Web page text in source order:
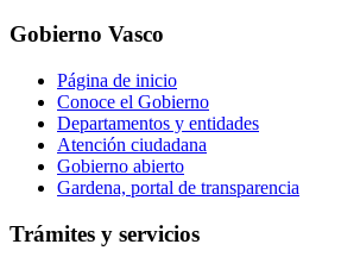
Gobierno Vasco
Página de inicio
Conoce el Gobierno
Departamentos y entidades
Atención ciudadana
Gobierno abierto
Gardena, portal de transparencia
Trámites y servicios